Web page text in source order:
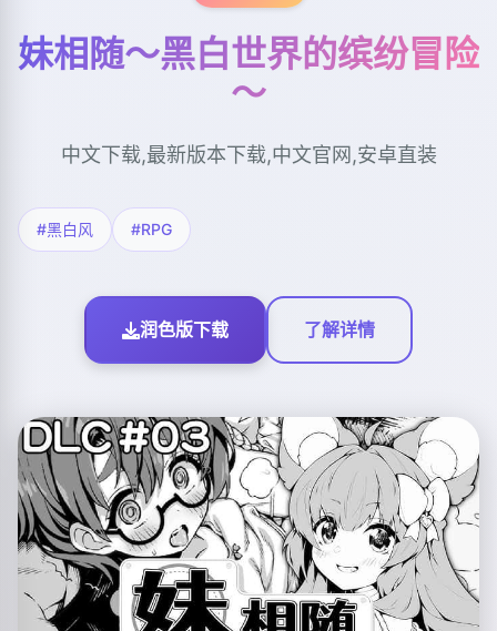
妹相随～黑白世界的缤纷冒险
～
中文下载,最新版本下载,中文官网,安卓直装
#黑白风 #RPG
润色版下载 了解详情